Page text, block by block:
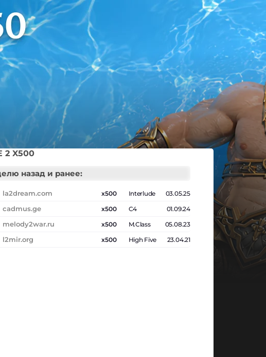
2 X500
назад и ранее:
la2dream.com x500 Interlude 03.05.25
cadmus.ge x500 C4 01.09.24
melody2war.ru x500 M.Class 05.08.23
l2mir.org x500 High Five 23.04.21